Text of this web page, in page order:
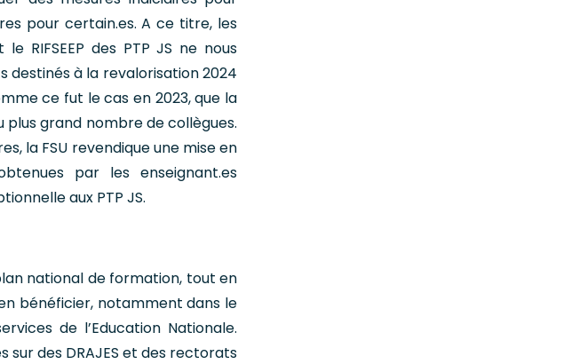
pour certain.es. A ce titre, les
RIFSEEP des PTP JS ne nous
destinés à la revalorisation 2024
ce fut le cas en 2023, que la
grand nombre de collègues.
la FSU revendique une mise en
par les enseignant.es
aux PTP JS.
national de formation, tout en
bénéficier, notamment dans le
de l’Education Nationale.
sur des DRAJES et des rectorats